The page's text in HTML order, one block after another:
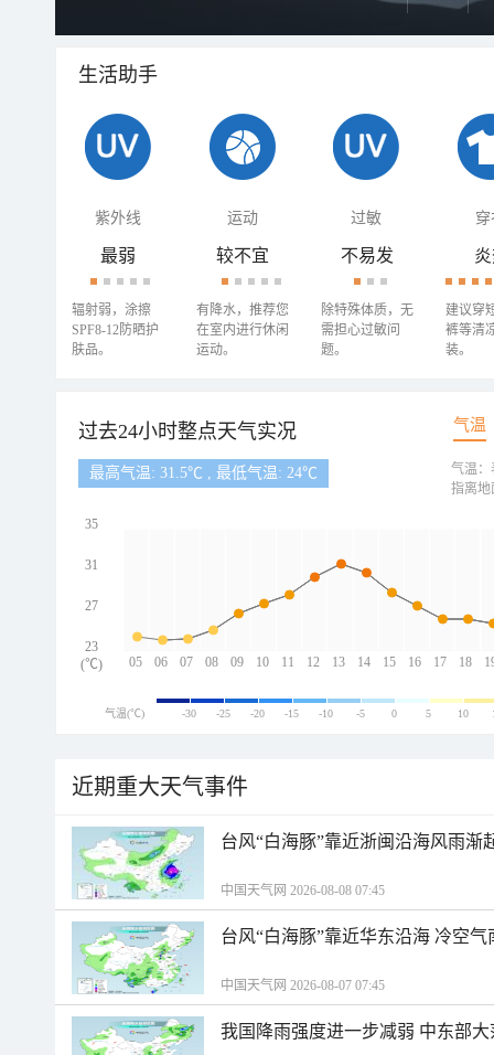
生活助手
紫外线 运动 过敏 穿
最弱
辐射弱，涂擦
SPF8-12防晒护
肤品。
较不宜
有降水，推荐您
在室内进行休闲
运动。
不易发
除特殊体质，无
需担心过敏问
题。
建议穿
裤等清
装。
过去24小时整点天气实况 气温
最高气温: 31.5℃ , 最低气温: 24℃
05 06 07 08 09 10 11 12 13 14 15 16 17 18
35
31
27
23
(℃)
气温：
指离地
气温(℃) -30 -25 -20 -15 -10 -5 0 5 10
近期重大天气事件
台风“白海豚”靠近浙闽沿海风雨渐
中国天气网 2026-08-08 07:45
台风“白海豚”靠近华东沿海 冷空
中国天气网 2026-08-07 07:45
我国降雨强度进一步减弱 中东部